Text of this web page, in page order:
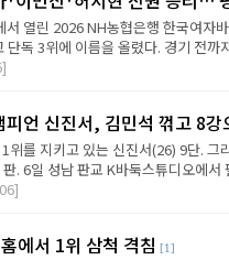
서 열린 2026 NH농협은행 한국여자
독 3위에 이름을 올렸다. 경기 전까
언 신진서, 김민석 꺾고 8강
위를 지키고 있는 신진서(26) 9단.
. 6일 성남 판교 K바둑스튜디오에서
에서 1위 삼척 격침 [1]